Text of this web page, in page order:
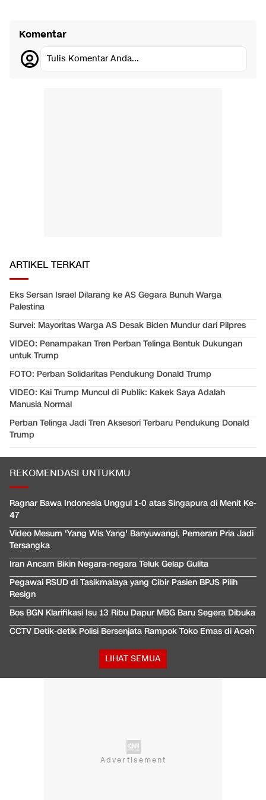
Komentar
Tulis Komentar Anda...
ARTIKEL TERKAIT
Eks Sersan Israel Dilarang ke AS Gegara Bunuh Warga
Palestina
Survei: Mayoritas Warga AS Desak Biden Mundur dari Pilpres
VIDEO: Penampakan Tren Perban Telinga Bentuk Dukungan
untuk Trump
FOTO: Perban Solidaritas Pendukung Donald Trump
VIDEO: Kai Trump Muncul di Publik: Kakek Saya Adalah
Manusia Normal
Perban Telinga Jadi Tren Aksesori Terbaru Pendukung Donald
Trump
REKOMENDASI UNTUKMU
Ragnar Bawa Indonesia Unggul 1-0 atas Singapura di Menit Ke-
47
Video Mesum 'Yang Wis Yang' Banyuwangi, Pemeran Pria Jadi
Tersangka
Iran Ancam Bikin Negara-negara Teluk Gelap Gulita
Pegawai RSUD di Tasikmalaya yang Cibir Pasien BPJS Pilih
Resign
Bos BGN Klarifikasi Isu 13 Ribu Dapur MBG Baru Segera Dibuka
CCTV Detik-detik Polisi Bersenjata Rampok Toko Emas di Aceh
LIHAT SEMUA